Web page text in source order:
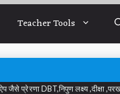
Teacher Tools
जैसे प्रेरणा DBT,निपुण लक्ष्य ,दीक्षा